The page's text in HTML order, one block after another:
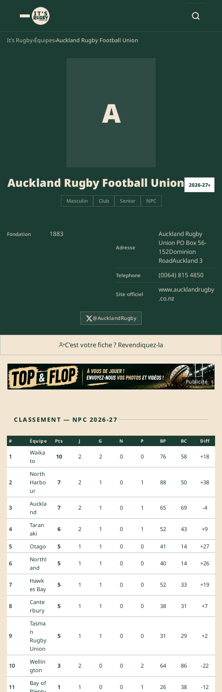
It's Rugby›Équipes›Auckland Rugby Football Union
A
Auckland Rugby Football Union 2026-27▾
Masculin Club Senior NPC
Fondation 1883
Adresse
Auckland Rugby
Union PO Box 56-
152Dominion
RoadAuckland 3
Telephone (0064) 815 4850
Site officiel
www.aucklandrugby
.co.nz
@AucklandRugby
C'est votre fiche ? Revendiquez-la
Publicité
CLASSEMENT — NPC 2026-27
# Équipe Pts J G N P BP BC Diff
1
Waika
to
10 2 2 0 0 76 58 +18
2
North
Harbo
ur
7 2 1 0 1 88 50 +38
3
Auckla
nd
7 2 1 0 1 65 69 -4
4
Taran
aki
6 2 1 0 1 52 43 +9
5 Otago 5 1 1 0 0 41 14 +27
6
Northl
and
5 1 1 0 0 40 14 +26
7
Hawk
es Bay
5 1 1 0 0 52 33 +19
8
Cante
rbury
5 1 1 0 0 38 31 +7
9
Tasma
n
Rugby
Union
5 1 1 0 0 31 29 +2
10
Wellin
gton
3 2 0 0 2 64 86 -22
11
Bay of
1 1 0 0 1 26 38 -12